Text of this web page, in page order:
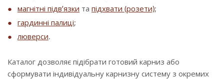
магнітні підв’язки та підхвати (розети);
гардинні палиці;
люверси.
Каталог дозволяє підібрати готовий карниз або
сформувати індивідуальну карнизну систему з окремих